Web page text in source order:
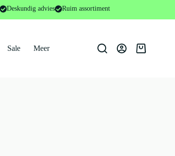
Deskundig advies Ruim assortiment
Sale Meer